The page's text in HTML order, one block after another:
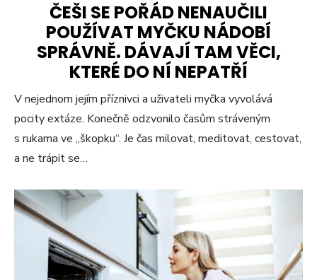
ČEŠI SE POŘÁD NENAUČILI
POUŽÍVAT MYČKU NÁDOBÍ
SPRÁVNĚ. DÁVAJÍ TAM VĚCI,
KTERÉ DO NÍ NEPATŘÍ
V nejednom jejím příznivci a uživateli myčka vyvolává
pocity extáze. Konečně odzvonilo časům stráveným
s rukama ve „škopku“. Je čas milovat, meditovat, cestovat,
a ne trápit se…